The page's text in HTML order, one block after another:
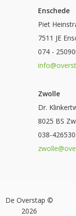
Enschede
Piet
7511 JE
074 -
Zwolle
Dr.
8025 BS
038-
De Overstap ©
2026